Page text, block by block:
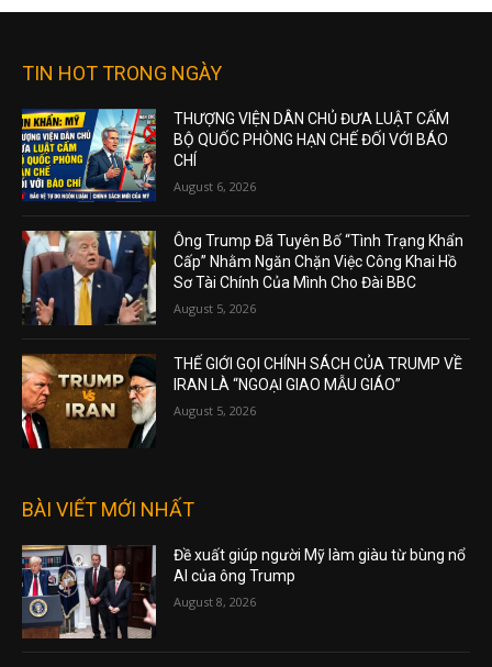
TIN HOT TRONG NGÀY
THƯỢNG VIỆN DÂN CHỦ ĐƯA LUẬT CẤM
BỘ QUỐC PHÒNG HẠN CHẾ ĐỐI VỚI BÁO
CHÍ
August 6, 2026
Ông Trump Đã Tuyên Bố “Tình Trạng Khẩn
Cấp” Nhằm Ngăn Chặn Việc Công Khai Hồ
Sơ Tài Chính Của Mình Cho Đài BBC
August 5, 2026
THẾ GIỚI GỌI CHÍNH SÁCH CỦA TRUMP VỀ
IRAN LÀ “NGOẠI GIAO MẪU GIÁO”
August 5, 2026
BÀI VIẾT MỚI NHẤT
Đề xuất giúp người Mỹ làm giàu từ bùng nổ
AI của ông Trump
August 8, 2026